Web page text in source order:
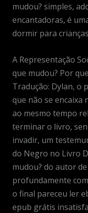
mudou? simples,
encantadoras, é
dormir para
A Representação
que mudou? Por
Tradução: Dylan, o
que não se encaixa
ao mesmo tempo
terminar o livro,
invadir, um
do Negro no Livro
mudou? do autor
profundamente
o final pareceu ler
epub grátis